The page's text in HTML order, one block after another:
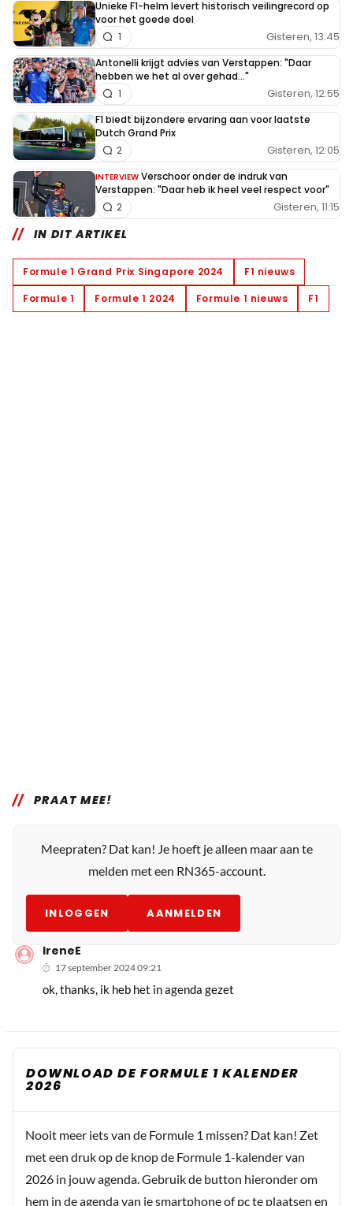
Unieke F1-helm levert historisch veilingrecord op
voor het goede doel
Gisteren, 13:45
1
Antonelli krijgt advies van Verstappen: "Daar
hebben we het al over gehad..."
Gisteren, 12:55
1
F1 biedt bijzondere ervaring aan voor laatste
Dutch Grand Prix
Gisteren, 12:05
2
INTERVIEW Verschoor onder de indruk van
Verstappen: "Daar heb ik heel veel respect voor"
Gisteren, 11:15
2
IN DIT ARTIKEL
Formule 1 Grand Prix Singapore 2024
F1 nieuws
Formule 1
Formule 1 2024 Formule 1 nieuws F1
PRAAT MEE!
Meepraten? Dat kan! Je hoeft je alleen maar aan te
melden met een RN365-account.
INLOGGEN AANMELDEN
IreneE
17 september 2024 09:21
ok, thanks, ik heb het in agenda gezet
DOWNLOAD DE FORMULE 1 KALENDER
2026
Nooit meer iets van de Formule 1 missen? Dat kan! Zet
met een druk op de knop de Formule 1-kalender van
2026 in jouw agenda. Gebruik de button hieronder om
hem in de agenda van je smartphone of pc te plaatsen en